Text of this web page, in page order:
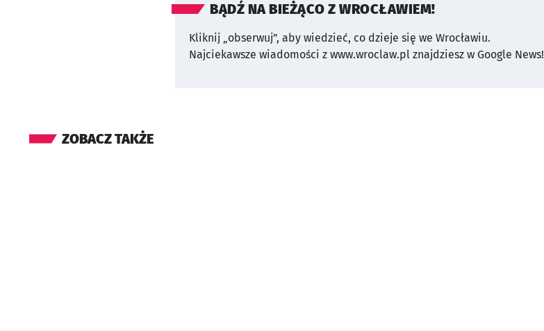
BĄDŹ NA BIEŻĄCO Z WROCŁAWIEM!
Kliknij „obserwuj”, aby wiedzieć, co dzieje się we Wrocławiu.
Najciekawsze wiadomości z www.wroclaw.pl znajdziesz w Google News!
ZOBACZ TAKŻE